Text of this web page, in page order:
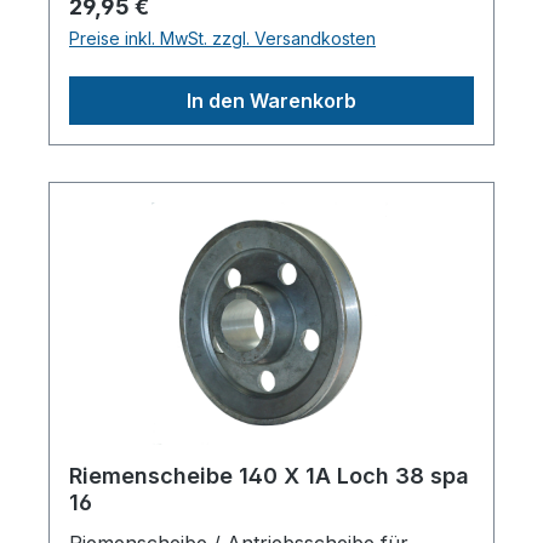
Scheibendurchmesser außen: 140 mm
Wellendruchmesser zylindrisch: 28 mm
Material: Alu-Guss Mit Sicherungsnut /
PassfedernutHerstellerpro)SALES GmbH,
Regulärer Preis:
29,95 €
Preise inkl. MwSt. zzgl. Versandkosten
In den Warenkorb
Riemenscheibe 140 X 1A Loch 38 spa
16